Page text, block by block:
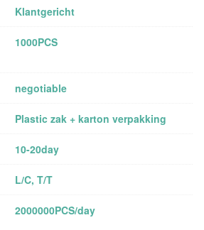
Klantgericht
1000PCS
negotiable
Plastic zak + karton verpakking
10-20day
L/C, T/T
2000000PCS/day